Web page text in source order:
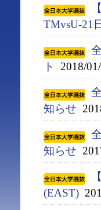
TMvsU-21
ト
2018/
知らせ
知らせ
(EAST)